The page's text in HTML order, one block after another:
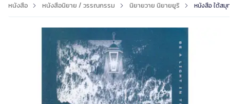
หนังสือ หนังสือนิยาย / วรรณกรรม นิยายวาย นิยายยูริ หนังสือ ใต้สมุ